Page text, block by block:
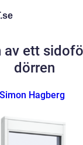
se
av ett
dörren
Simon Hagberg